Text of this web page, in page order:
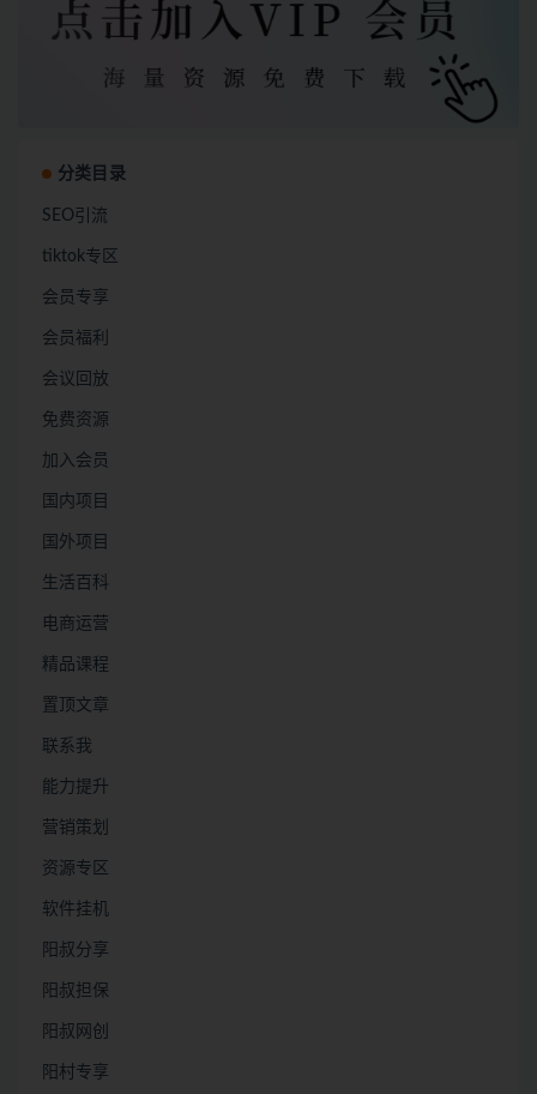
分类目录
SEO引流
tiktok专区
会员专享
会员福利
会议回放
免费资源
加入会员
国内项目
国外项目
生活百科
电商运营
精品课程
置顶文章
联系我
能力提升
营销策划
资源专区
软件挂机
阳叔分享
阳叔担保
阳叔网创
阳村专享